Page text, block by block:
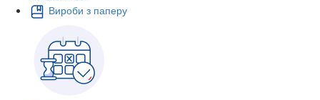
Вироби з паперу